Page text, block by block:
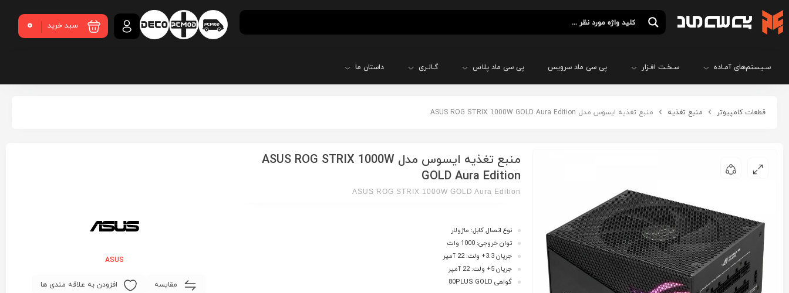
سبد خرید 0
سـیستم‌های آمـاده سـخـت افـزار پی سی ماد سرویس پی سی ماد پلاس گـالـری داستان ما
قطعات کامپیوتر منبع تغذیه منبع تغذیه ایسوس مدل ASUS ROG STRIX 1000W GOLD Aura Edition
منبع تغذیه ایسوس مدل ASUS ROG STRIX 1000W
GOLD Aura Edition
ASUS ROG STRIX 1000W GOLD Aura Edition
نوع اتصال کابل: ماژولار
توان خروجی: 1000 وات
جریان 3.3+ ولت: 22 آمپر
جریان 5+ ولت: 22 آمپر
گواهی 80PLUS GOLD
ASUS
مقایسه افزودن به علاقه مندی ها